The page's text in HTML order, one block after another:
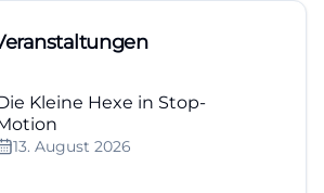
Kleine Hexe in Stop-
13. August 2026